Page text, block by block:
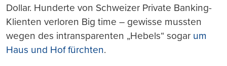
Dollar. Hunderte von Schweizer Private Banking-
Klienten verloren Big time – gewisse mussten
wegen des intransparenten „Hebels“ sogar um
Haus und Hof fürchten.